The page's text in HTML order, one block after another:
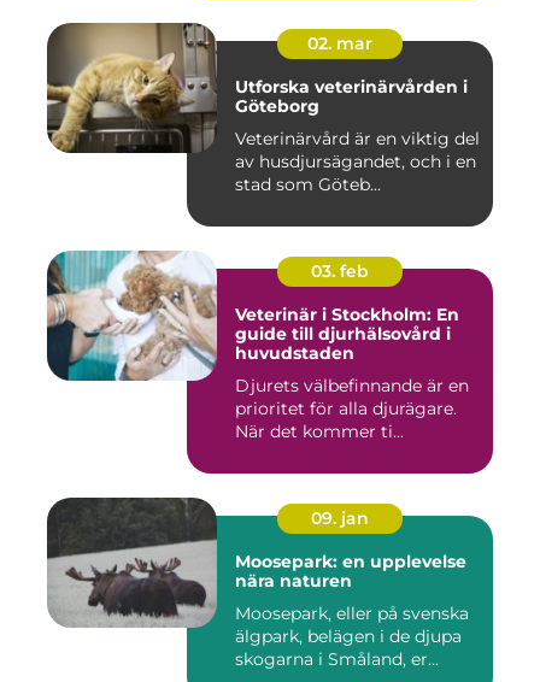
02. mar
Utforska veterinärvården i
Göteborg
Veterinärvård är en viktig del
av husdjursägandet, och i en
stad som Göteb...
03. feb
Veterinär i Stockholm: En
guide till djurhälsovård i
huvudstaden
Djurets välbefinnande är en
prioritet för alla djurägare.
När det kommer ti...
09. jan
Moosepark: en upplevelse
nära naturen
Moosepark, eller på svenska
älgpark, belägen i de djupa
skogarna i Småland, er...